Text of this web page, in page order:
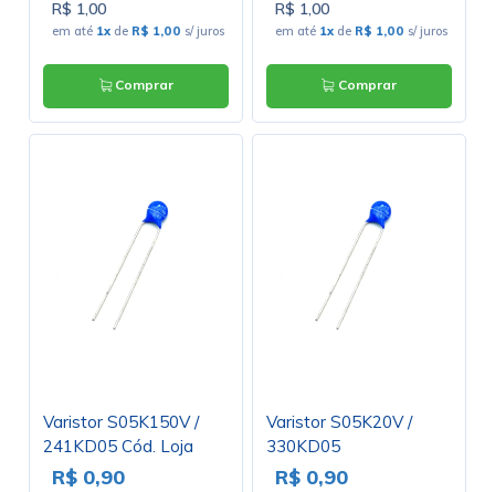
R$ 1,00
em até 1x de R$ 1,00 s/ juros
Comprar
R$ 1,00
em até 1x de R$ 1,00 s/ juros
Comprar
Varistor S05K150V /
241KD05 Cód. Loja
2826
R$ 0,90
Varistor S05K20V /
330KD05
R$ 0,90